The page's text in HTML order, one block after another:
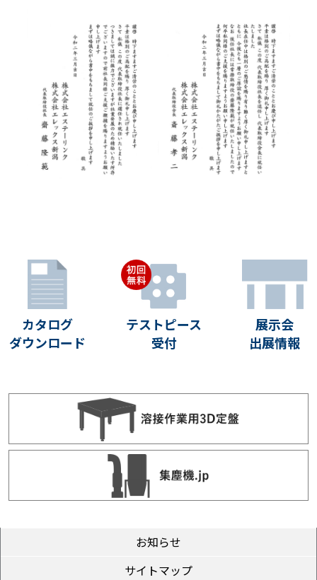
カタログ
ダウンロード
テストピース
受付
展示会
出展情報
お知らせ
サイトマップ